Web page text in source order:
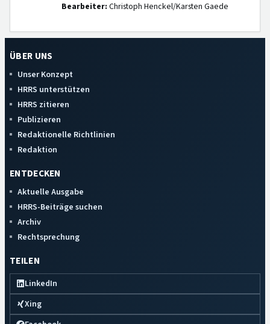
Bearbeiter: Christoph Henckel/Karsten Gaede
ÜBER UNS
Unser Konzept
HRRS unterstützen
HRRS zitieren
Publizieren
Redaktionelle Richtlinien
Redaktion
ENTDECKEN
Aktuelle Ausgabe
HRRS-Beiträge suchen
Archiv
Rechtsprechung
TEILEN
LinkedIn
Xing